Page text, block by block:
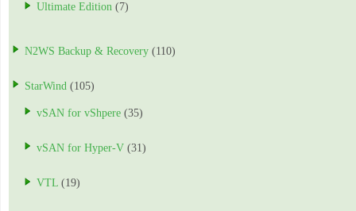
Ultimate Edition (7)
N2WS Backup & Recovery (110)
StarWind (105)
vSAN for vShpere (35)
vSAN for Hyper-V (31)
VTL (19)